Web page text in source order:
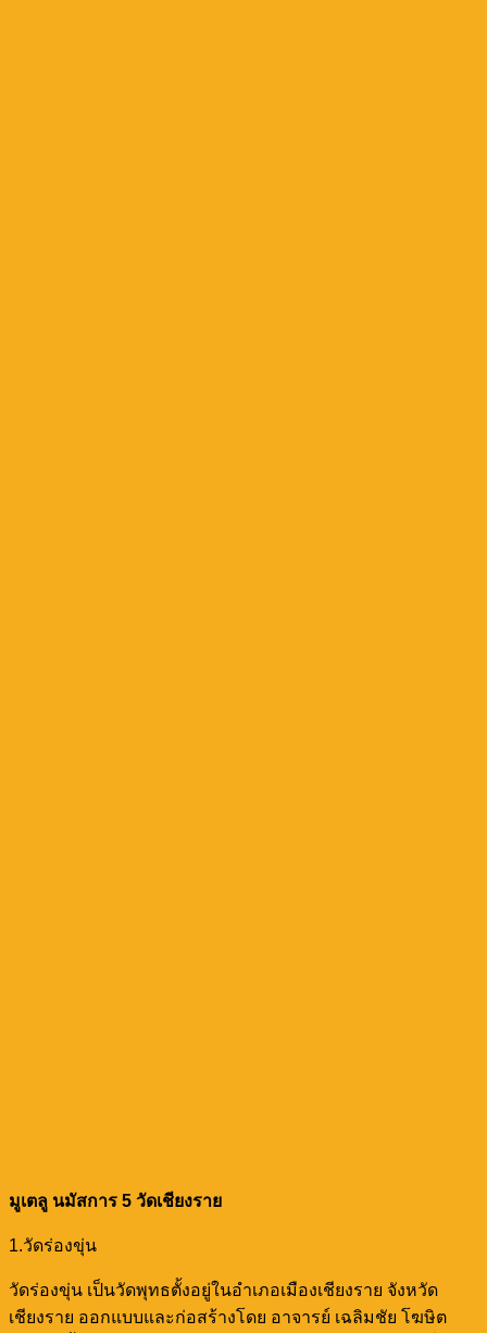
มูเตลู นมัสการ 5 วัดเชียงราย
1.วัดร่องขุ่น
วัดร่องขุ่น เป็นวัดพุทธตั้งอยู่ในอำเภอเมืองเชียงราย จังหวัด
เชียงราย ออกแบบและก่อสร้างโดย อาจารย์ เฉลิมชัย โฆษิต